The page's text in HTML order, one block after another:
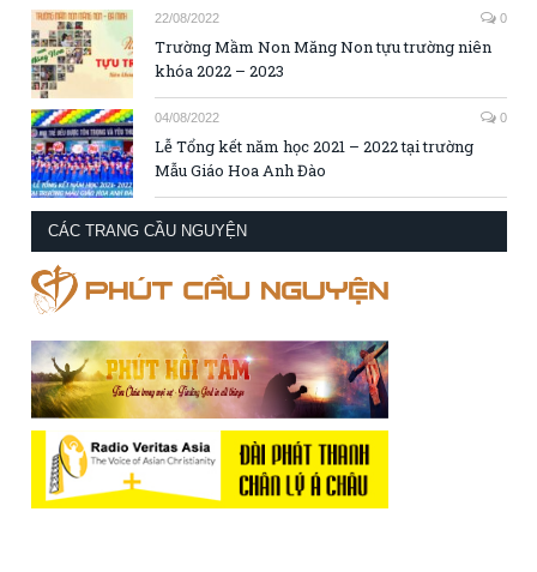
22/08/2022 0
Trường Mầm Non Măng Non tựu trường niên
khóa 2022 – 2023
04/08/2022 0
Lễ Tổng kết năm học 2021 – 2022 tại trường
Mẫu Giáo Hoa Anh Đào
CÁC TRANG CẦU NGUYỆN